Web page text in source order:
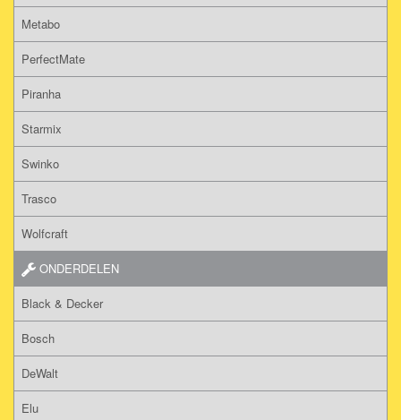
Metabo
PerfectMate
Piranha
Starmix
Swinko
Trasco
Wolfcraft
ONDERDELEN
Black & Decker
Bosch
DeWalt
Elu